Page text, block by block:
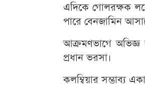
এদিকে গোলরক্ষক
পারে বেনজামিন
আক্রমণভাগে
প্রধান ভরসা।
কলম্বিয়ার সম্ভাব্য